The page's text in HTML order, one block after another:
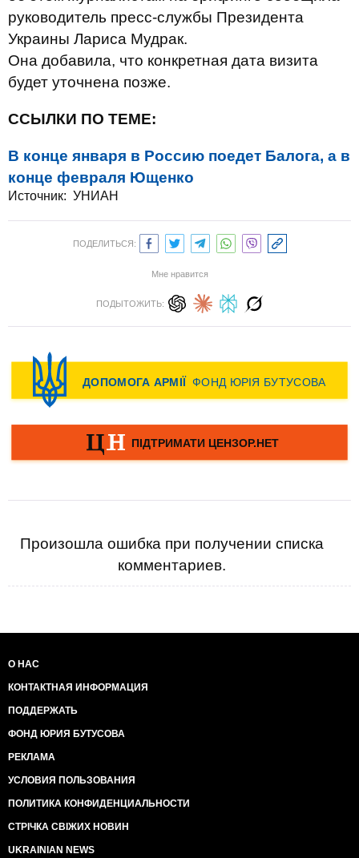
руководитель пресс-службы Президента
Украины Лариса Мудрак.
Она добавила, что конкретная дата визита
будет уточнена позже.
ССЫЛКИ ПО ТЕМЕ:
В конце января в Россию поедет Балога, а в
конце февраля Ющенко
Источник: УНИАН
ПОДЕЛИТЬСЯ:
Мне нравится
ПОДЫТОЖИТЬ:
Произошла ошибка при получении списка
комментариев.
О НАС
КОНТАКТНАЯ ИНФОРМАЦИЯ
ПОДДЕРЖАТЬ
ФОНД ЮРИЯ БУТУСОВА
РЕКЛАМА
УСЛОВИЯ ПОЛЬЗОВАНИЯ
ПОЛИТИКА КОНФИДЕНЦИАЛЬНОСТИ
СТРІЧКА СВІЖИХ НОВИН
UKRAINIAN NEWS